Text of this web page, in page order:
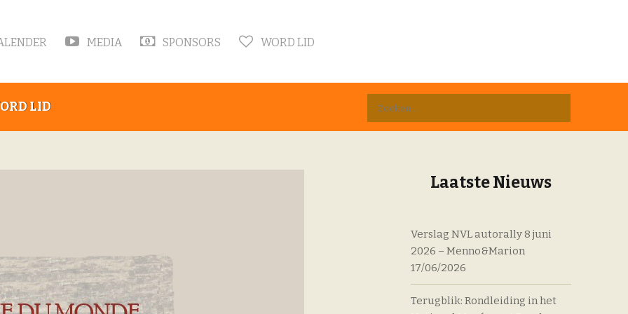
MEDIA SPONSORS WORD LID
LID
Zoeken
Laatste Nieuws
Verslag NVL autorally 8 juni
2026 – Menno&Marion
17/06/2026
Terugblik: Rondleiding in het